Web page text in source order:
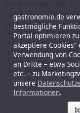
von denen nicht nur
auch die Fleisch- und
Doch damit das
ursprüngliche
Höcker Gruppe
und weiß aus
diese lange schön
gastronomie.de
bestmögliche
Portal optimieren
akzeptiere
Verwendung von
an Dritte – etwa
etc. – zu
unsere
Informationen.